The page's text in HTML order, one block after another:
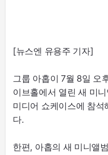
[뉴스엔 유용주 기자]
그룹 아홉이 7월 8일 오
이브홀에서 열린 새 미
미디어 쇼케이스에 참석
다.
한편, 아홉의 새 미니앨